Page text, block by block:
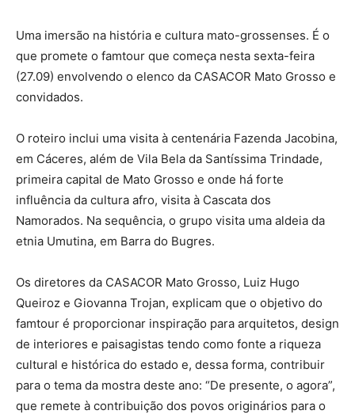
Uma imersão na história e cultura mato-grossenses. É o
que promete o famtour que começa nesta sexta-feira
(27.09) envolvendo o elenco da CASACOR Mato Grosso e
convidados.
O roteiro inclui uma visita à centenária Fazenda Jacobina,
em Cáceres, além de Vila Bela da Santíssima Trindade,
primeira capital de Mato Grosso e onde há forte
influência da cultura afro, visita à Cascata dos
Namorados. Na sequência, o grupo visita uma aldeia da
etnia Umutina, em Barra do Bugres.
Os diretores da CASACOR Mato Grosso, Luiz Hugo
Queiroz e Giovanna Trojan, explicam que o objetivo do
famtour é proporcionar inspiração para arquitetos, design
de interiores e paisagistas tendo como fonte a riqueza
cultural e histórica do estado e, dessa forma, contribuir
para o tema da mostra deste ano: “De presente, o agora”,
que remete à contribuição dos povos originários para o